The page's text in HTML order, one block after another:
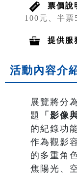
票價說
100元、半票
提供服
活動內容介
展覽將分
題
「影像
的紀錄功
作為觀影
的多重角
焦陽光、